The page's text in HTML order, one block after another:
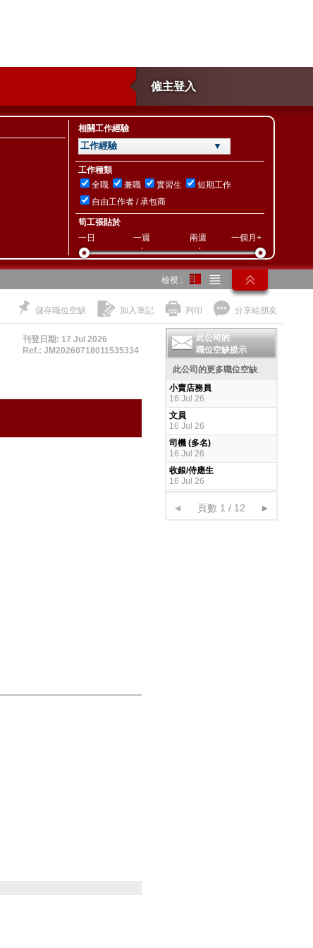
僱主登入
相關工作經驗
工作經驗 ▼
工作種類
全職
兼職 實習生
短期工作
自由工作者 / 承包商
筍工張貼於
一日
一週 兩週 一個月+
檢視 :
儲存職位空缺 加入筆記 列印 分享給朋友
刊登日期: 17 Jul 2026
Ref.: JM20260718011535334
此公司的
職位空缺提示
此公司的更多職位空缺
小賣店務員
16 Jul 26
文員
16 Jul 26
司機 (多名)
16 Jul 26
收銀/侍應生
16 Jul 26
◄ 頁數 1 / 12 ►